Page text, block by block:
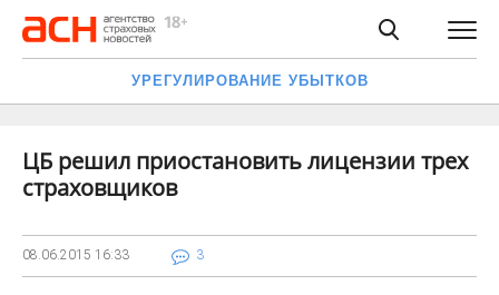
УРЕГУЛИРОВАНИЕ УБЫТКОВ
ЦБ решил приостановить лицензии трех
страховщиков
08.06.2015 16:33 3